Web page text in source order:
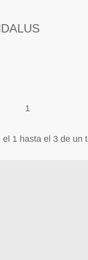
1
1 hasta el 3 de un